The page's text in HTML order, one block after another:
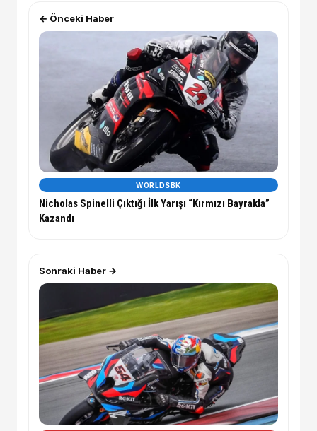
← Önceki Haber
WORLDSBK
Nicholas Spinelli Çıktığı İlk Yarışı “Kırmızı Bayrakla”
Kazandı
Sonraki Haber →